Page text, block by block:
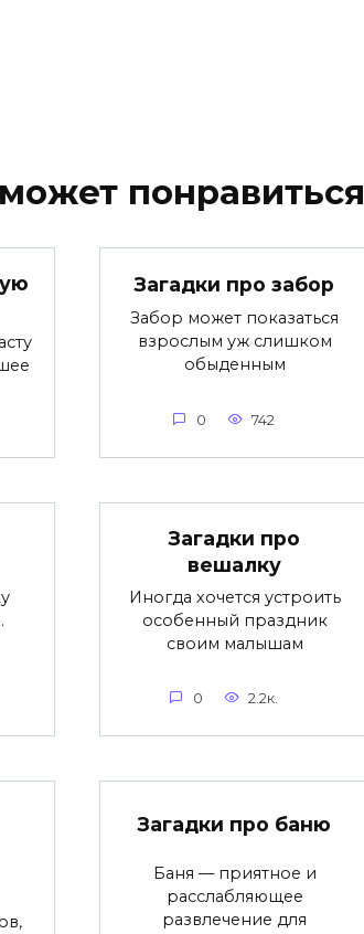
понравиться
Загадки про забор
Забор может показаться
взрослым уж слишком
обыденным
0 742
Загадки про
вешалку
Иногда хочется устроить
особенный праздник
своим малышам
0 2.2к.
Загадки про баню
Баня — приятное и
расслабляющее
развлечение для